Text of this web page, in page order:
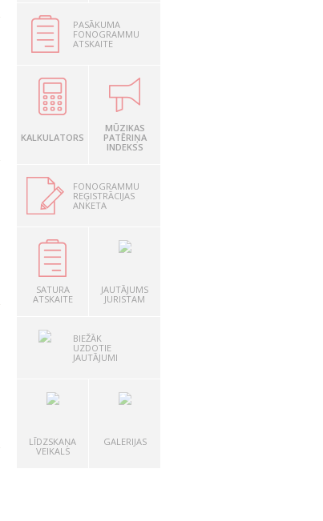
PASĀKUMA
FONOGRAMMU
ATSKAITE
KALKULATORS
MŪZIKAS
PATĒRIŅA
INDEKSS
FONOGRAMMU
REĢISTRĀCIJAS
ANKETA
SATURA
ATSKAITE
JAUTĀJUMS
JURISTAM
BIEŽĀK
UZDOTIE
JAUTĀJUMI
LĪDZSKAŅA
VEIKALS
GALERIJAS